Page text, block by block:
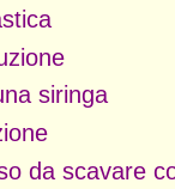
siringa
da scavare